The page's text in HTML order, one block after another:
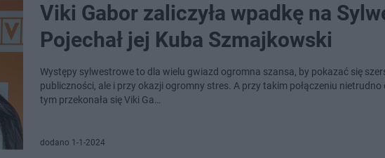
Viki Gabor zaliczyła wpadkę na
Pojechał jej Kuba Szmajkowski
Występy sylwestrowe to dla wielu gwiazd ogromna szansa, by pokazać się
publiczności, ale i przy okazji ogromny stres. A przy takim połączeniu nietrudno
tym przekonała się Viki Ga…
dodano 1-1-2024